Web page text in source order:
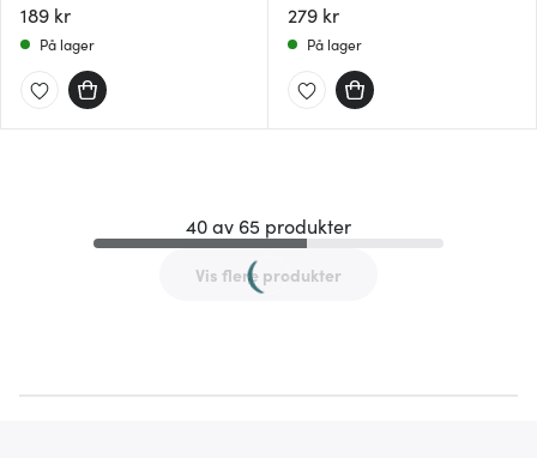
189 kr
På lager
279 kr
På lager
40 av 65 produkter
Vis flere produkter